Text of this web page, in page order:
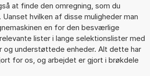
at finde den omregning, som du
hvilken af disse muligheder man
en for den besværlige
lister i lange selektionslister med
og understøttede enheder. Alt dette har
for os, og arbejdet er gjort i brøkdele